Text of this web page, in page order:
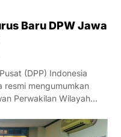
Baru DPW Jawa
(DPP) Indonesia
resmi mengumumkan
Perwakilan Wilayah…